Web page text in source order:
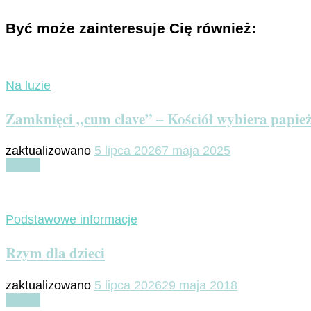
Być może zainteresuje Cię również:
Na luzie
Zamknięci „cum clave” – Kościół wybiera
zaktualizowano 5 lipca 20267 maja 2025
Podstawowe informacje
Rzym dla dzieci
zaktualizowano 5 lipca 202629 maja 2018